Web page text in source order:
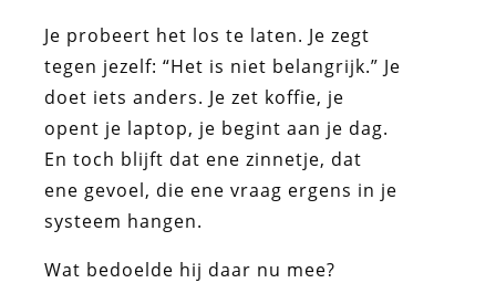
Je probeert het los te laten. Je zegt
tegen jezelf: “Het is niet belangrijk.” Je
doet iets anders. Je zet koffie, je
opent je laptop, je begint aan je dag.
En toch blijft dat ene zinnetje, dat
ene gevoel, die ene vraag ergens in je
systeem hangen.
Wat bedoelde hij daar nu mee?